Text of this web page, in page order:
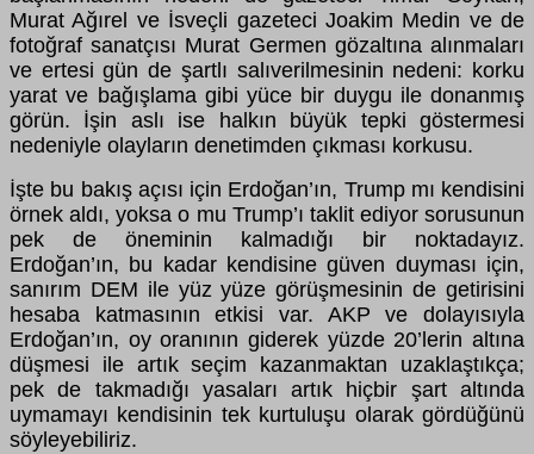
Murat Ağırel ve İsveçli gazeteci Joakim Medin ve de
fotoğraf sanatçısı Murat Germen gözaltına alınmaları
ve ertesi gün de şartlı salıverilmesinin nedeni: korku
yarat ve bağışlama gibi yüce bir duygu ile donanmış
görün. İşin aslı ise halkın büyük tepki göstermesi
nedeniyle olayların denetimden çıkması korkusu.
İşte bu bakış açısı için Erdoğan’ın, Trump mı kendisini
örnek aldı, yoksa o mu Trump’ı taklit ediyor sorusunun
pek de öneminin kalmadığı bir noktadayız.
Erdoğan’ın, bu kadar kendisine güven duyması için,
sanırım DEM ile yüz yüze görüşmesinin de getirisini
hesaba katmasının etkisi var. AKP ve dolayısıyla
Erdoğan’ın, oy oranının giderek yüzde 20’lerin altına
düşmesi ile artık seçim kazanmaktan uzaklaştıkça;
pek de takmadığı yasaları artık hiçbir şart altında
uymamayı kendisinin tek kurtuluşu olarak gördüğünü
söyleyebiliriz.